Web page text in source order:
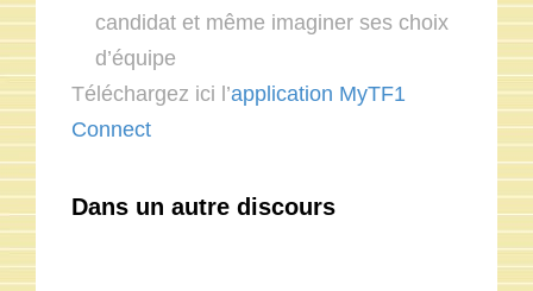
candidat et même imaginer ses choix
d’équipe
Téléchargez ici l’application MyTF1
Connect
Dans un autre discours